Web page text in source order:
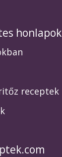
honlapok
receptek